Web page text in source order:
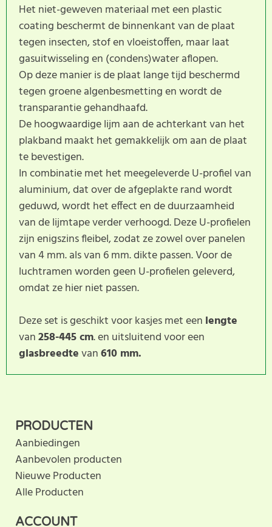
Het niet-geweven materiaal met een plastic
coating beschermt de binnenkant van de plaat
tegen insecten, stof en vloeistoffen, maar laat
gasuitwisseling en (condens)water aflopen.
Op deze manier is de plaat lange tijd beschermd
tegen groene algenbesmetting en wordt de
transparantie gehandhaafd.
De hoogwaardige lijm aan de achterkant van het
plakband maakt het gemakkelijk om aan de plaat
te bevestigen.
In combinatie met het meegeleverde U-profiel van
aluminium, dat over de afgeplakte rand wordt
geduwd, wordt het effect en de duurzaamheid
van de lijmtape verder verhoogd. Deze U-profielen
zijn enigszins fleibel, zodat ze zowel over panelen
van 4 mm. als van 6 mm. dikte passen. Voor de
luchtramen worden geen U-profielen geleverd,
omdat ze hier niet passen.
Deze set is geschikt voor kasjes met een lengte
van258-445 cm. en uitsluitend voor een
glasbreedtevan610 mm.
anderen met hun keuze door uw ervaring te delen.
Schrijf als eerste een beoordeling voor dit product.
ACCOUNT
PRODUCTEN
Aanbiedingen
Aanbevolen producten
Nieuwe Producten
Alle Producten